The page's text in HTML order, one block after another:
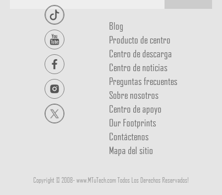
Blog
Producto de centro
Centro de descarga
Centro de noticias
Preguntas frecuentes
Sobre nosotros
Centro de apoyo
Our Footprints
Contáctenos
Mapa del sitio
Copyright © 2008-www.MTuTech.com Todos Los Derechos Reservados!